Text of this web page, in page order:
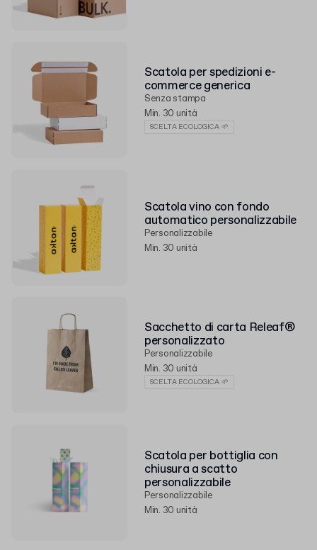
Scatola per spedizioni e-
commerce generica
Senza stampa
Min. 30 unità
SCELTA ECOLOGICA 🌱
Scatola vino con fondo
automatico personalizzabile
Personalizzabile
Min. 30 unità
Sacchetto di carta Releaf®
personalizzato
Personalizzabile
Min. 30 unità
SCELTA ECOLOGICA 🌱
Scatola per bottiglia con
chiusura a scatto
personalizzabile
Personalizzabile
Min. 30 unità